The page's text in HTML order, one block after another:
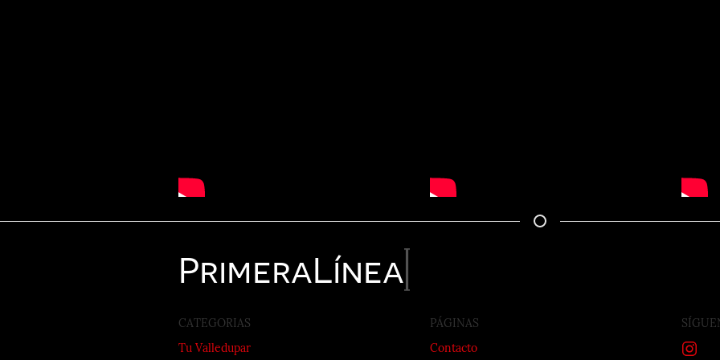
PrimeraLínea
CATEGORIAS
Tu Valledupar
PÁGINAS
Contacto